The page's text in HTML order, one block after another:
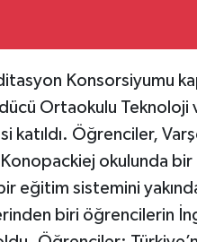
Konsorsiyumu
Ortaokulu Teknoloji
Öğrenciler,
okulunda bir
eğitim sistemini
biri öğrencilerin